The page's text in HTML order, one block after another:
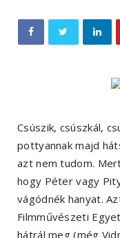
Csúszik, csúszkál,
pottyannak majd
azt nem tudom.
hogy Péter vagy
vágódnék hanyat.
Filmművészeti
hátrál meg (még